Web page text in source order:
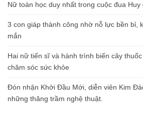
Nữ toán học duy nhất trong cuộc đua
3 con giáp thành công nhờ nỗ lực bền bỉ,
mắn
Hai nữ tiến sĩ và hành trình biến cây
chăm sóc sức khỏe
Đón nhận Khởi Đầu Mới, diễn viên Kim
những thăng trầm nghệ thuật.